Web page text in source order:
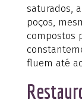
saturados,
poços,
compostos
fluem até